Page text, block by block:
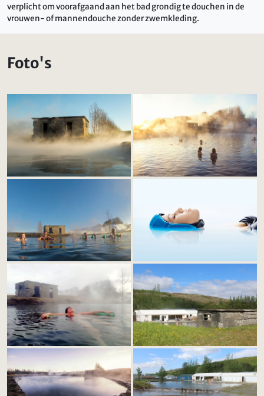
verplicht om voorafgaand aan het bad grondig te douchen in de
vrouwen- of mannendouche zonder zwemkleding.
Foto's